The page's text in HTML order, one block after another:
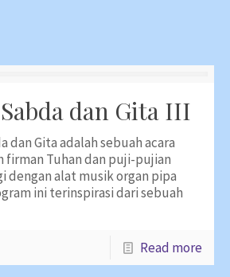
dan Gita III
dan Gita adalah sebuah acara
firman Tuhan dan puji-pujian
dengan alat musik organ pipa
ini terinspirasi dari sebuah
Read more